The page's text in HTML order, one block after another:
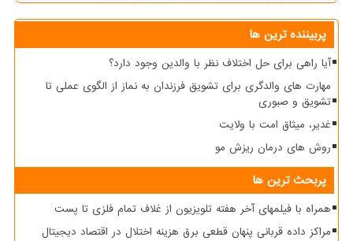
پربیننده ترین ها
آیا راهی برای حل اختلاف نظر با والدین وجود دارد؟
مهارت های والدگری برای تشویق فرزندان به نماز از الگوی عملی تا
تشویق و صبوری
غدیر، میثاق امت با ولایت
روش های درمان ریزش مو
پربحث ترین ها
همراه با فیلمهای آخر هفته تلویزیون از غلاف تمام فلزی تا پست
مراکز داده قربانی پنهان قطعی برق هزینه اختلال در اقتصاد دیجیتال